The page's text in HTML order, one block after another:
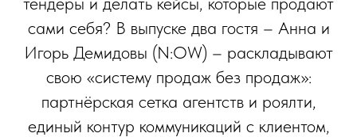
сами себя? В выпуске два гостя – Анна и
Игорь Демидовы (N:OW) – раскладывают
свою «систему продаж без продаж»:
партнёрская сетка агентств и роялти,
единый контур коммуникаций с клиентом,